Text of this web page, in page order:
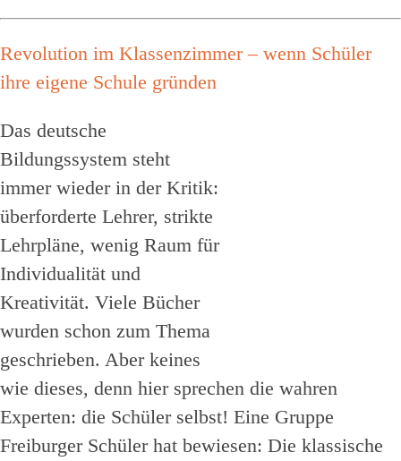
Revolution im Klassenzimmer – wenn Schüler
ihre eigene Schule gründen
Das deutsche
Bildungssystem steht
immer wieder in der Kritik:
überforderte Lehrer, strikte
Lehrpläne, wenig Raum für
Individualität und
Kreativität. Viele Bücher
wurden schon zum Thema
geschrieben. Aber keines
wie dieses, denn hier sprechen die wahren
Experten: die Schüler selbst! Eine Gruppe
Freiburger Schüler hat bewiesen: Die klassische